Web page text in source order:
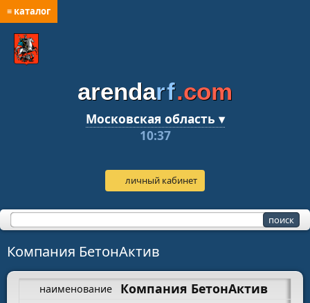
≡ каталог
arendarf.com
Московская область ▾
10:37
личный кабинет
Компания БетонАктив
наименование Компания БетонАктив